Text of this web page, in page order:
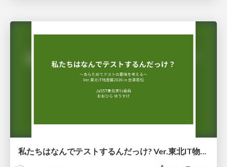
私たちはなんでテストするんだっけ? Ver.東北IT物産展2026 in 会津若松